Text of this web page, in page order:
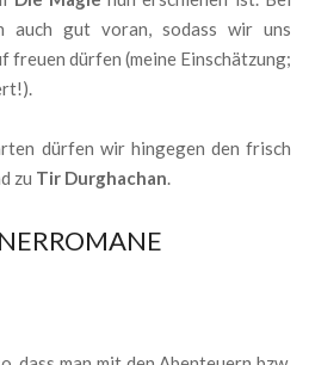
auch gut voran, sodass wir uns
freuen dürfen (meine Einschätzung;
dürfen wir hingegen den frisch
zu Tir Durghachan.